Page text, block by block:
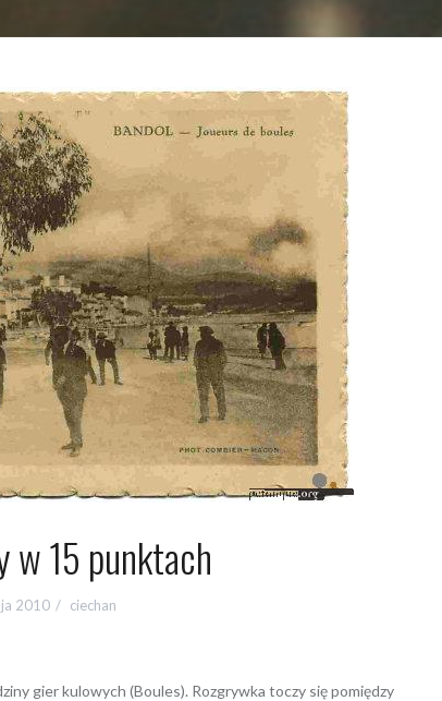
w 15 punktach
2010 ciechan
gier kulowych (Boules). Rozgrywka toczy się pomiędzy